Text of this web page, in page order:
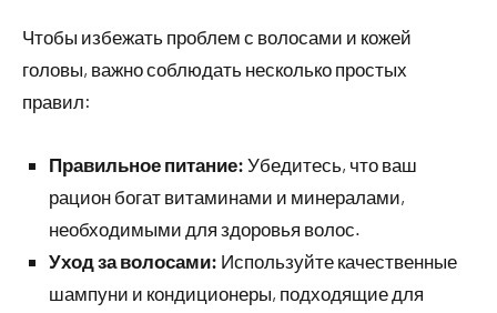
Чтобы избежать проблем с волосами и кожей
головы, важно соблюдать несколько простых
правил:
Правильное питание: Убедитесь, что ваш
рацион богат витаминами и минералами,
необходимыми для здоровья волос.
Уход за волосами: Используйте качественные
шампуни и кондиционеры, подходящие для